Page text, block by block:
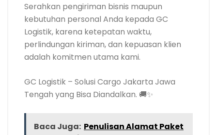
Serahkan pengiriman bisnis maupun
kebutuhan personal Anda kepada GC
Logistik, karena ketepatan waktu,
perlindungan kiriman, dan kepuasan klien
adalah komitmen utama kami.
GC Logistik – Solusi Cargo Jakarta Jawa
Tengah yang Bisa Diandalkan. 🚚✨
Baca Juga: Penulisan Alamat Paket